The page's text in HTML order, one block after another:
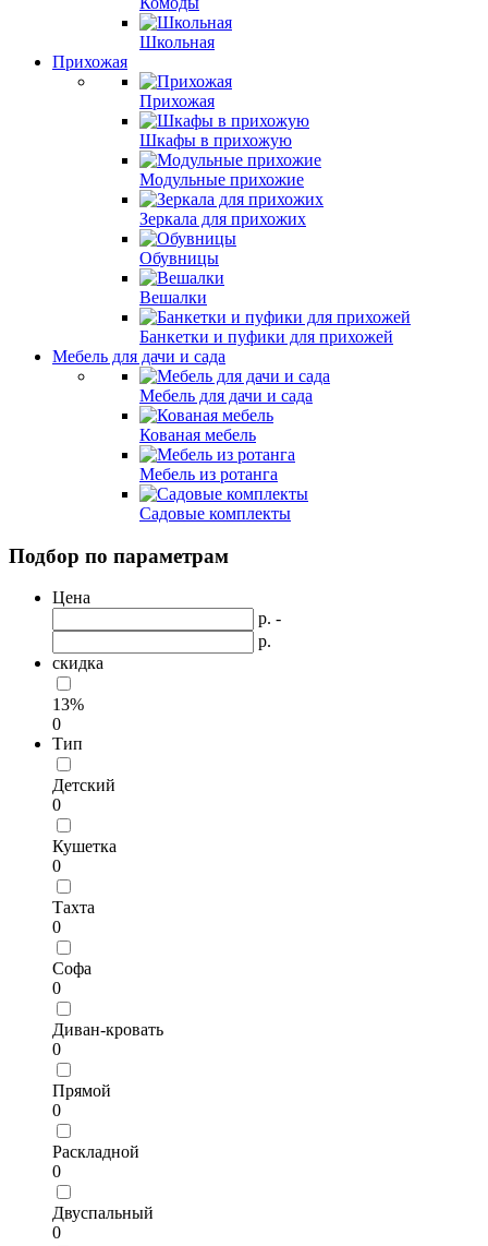
Школьная
Прихожая
Прихожая
Шкафы в прихожую
Модульные прихожие
Зеркала для прихожих
Обувницы
Вешалки
Банкетки и пуфики для прихожей
Мебель для дачи и сада
Мебель для дачи и сада
Кованая мебель
Мебель из ротанга
Садовые комплекты
Подбор по параметрам
Цена
р. -
р.
скидка
13%
0
Тип
Детский
0
Кушетка
0
Тахта
0
Софа
0
Диван-кровать
0
Прямой
0
Раскладной
0
Двуспальный
0